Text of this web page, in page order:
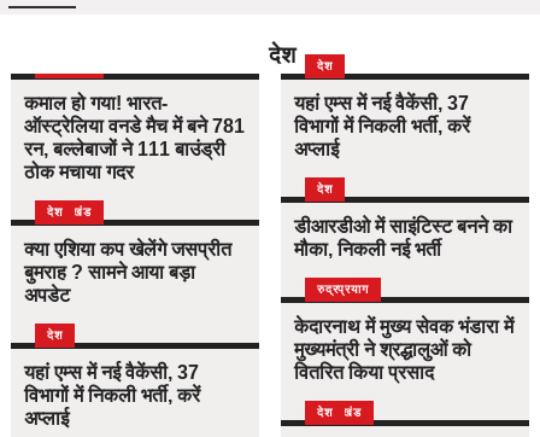
देश
कमाल हो गया! भारत-
ऑस्ट्रेलिया वनडे मैच में बने 781
रन, बल्लेबाजों ने 111 बाउंड्री
ठोक मचाया गदर
उत्तराखंड
देश
क्या एशिया कप खेलेंगे जसप्रीत
बुमराह ? सामने आया बड़ा
अपडेट
देश
यहां एम्स में नई वैकेंसी, 37
विभागों में निकली भर्ती, करें
अप्लाई
देश
यहां एम्स में नई वैकेंसी, 37
विभागों में निकली भर्ती, करें
अप्लाई
देश
डीआरडीओ में साइंटिस्ट बनने का
मौका, निकली नई भर्ती
उत्तराखंड
देश
रुद्रप्रयाग
केदारनाथ में मुख्य सेवक भंडारा में
मुख्यमंत्री ने श्रद्धालुओं को
वितरित किया प्रसाद
उत्तराखंड
देश